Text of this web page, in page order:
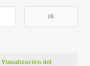
Visualización del